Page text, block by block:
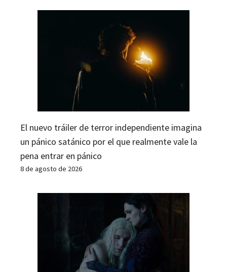
El nuevo tráiler de terror independiente imagina
un pánico satánico por el que realmente vale la
pena entrar en pánico
8 de agosto de 2026